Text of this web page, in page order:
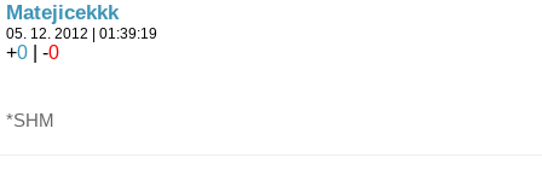
Matejicekkk
05. 12. 2012 | 01:39:19
+0 | -0
*SHM